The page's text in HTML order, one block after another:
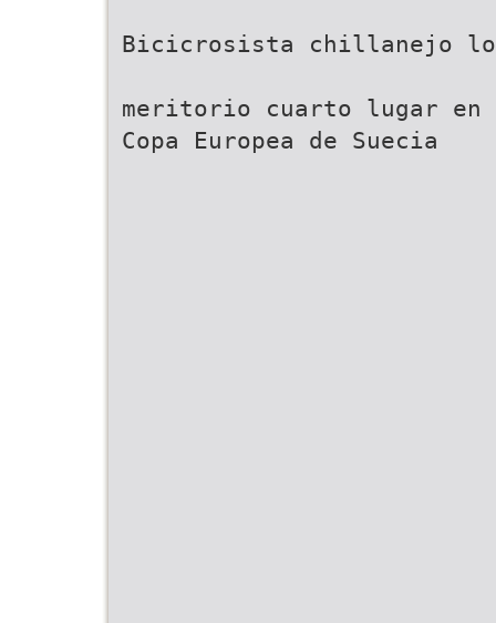
Bicicrosista chillanejo
meritorio cuarto lugar en
Copa Europea de Suecia